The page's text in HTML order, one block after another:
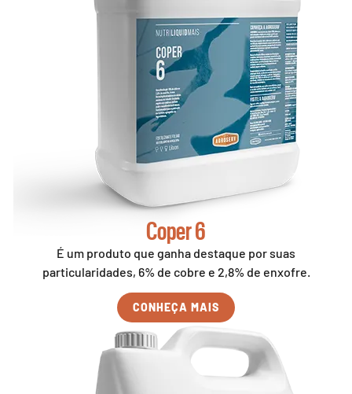
Coper 6
É um produto que ganha destaque por suas
particularidades, 6% de cobre e 2,8% de enxofre.
CONHEÇA MAIS